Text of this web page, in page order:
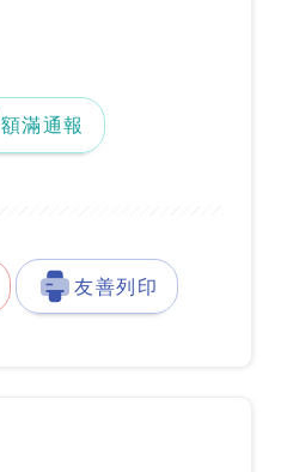
地圖『另開新視窗』
額滿通報
友善列印